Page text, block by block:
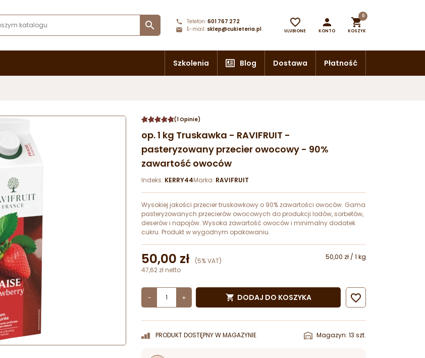
 Telefon: 601 767 272
E-mail: sklep@cukieteria.pl

ULUBIONE

KONTO

0
KOSZYK
Szkolenia Blog Dostawa Płatność
(1 Opinie)
op. 1 kg Truskawka - RAVIFRUIT -
pasteryzowany przecier owocowy - 90%
zawartość owoców
Indeks: KERRY44Marka: RAVIFRUIT
Wysokiej jakości przecier truskawkowy o 90% zawartości owoców. Gama
pasteryzowanych przecierów owocowych do produkcji lodów, sorbetów,
deserów i napojów. Wysoka zawartość owoców i minimalny dodatek
cukru. Produkt w wygodnym opakowaniu.
50,00 zł (5% VAT)
50,00 zł / 1 kg
47,62 zł netto
- +  DODAJ DO KOSZYKA 
PRODUKT DOSTĘPNY W MAGAZYNIE Magazyn: 13 szt.